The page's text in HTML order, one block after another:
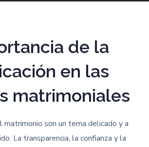
de la
en las
matrimoniales
matrimonio son un tema delicado y a
La transparencia, la confianza y la